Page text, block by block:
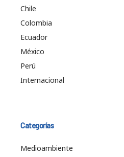
Chile
Colombia
Ecuador
México
Perú
Internacional
Categorías
Medioambiente